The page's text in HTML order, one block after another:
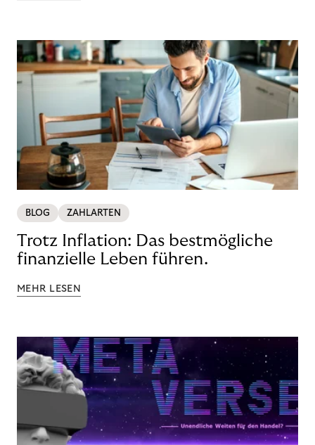
BLOG ZAHLARTEN
Trotz Inflation: Das bestmögliche
finanzielle Leben führen.
MEHR LESEN